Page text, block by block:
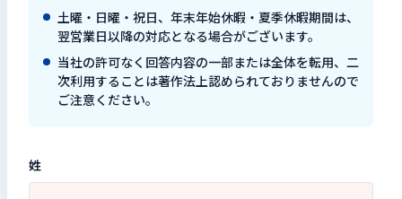
土曜・日曜・祝日、年末年始休暇・夏季休暇期間は、
翌営業日以降の対応となる場合がございます。
当社の許可なく回答内容の一部または全体を転用、二
次利用することは著作法上認められておりませんので
ご注意ください。
姓